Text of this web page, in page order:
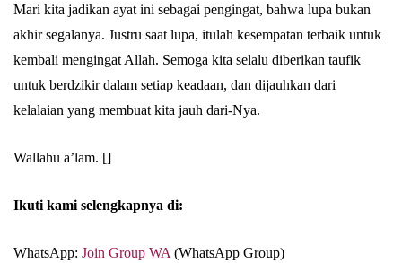
Mari kita jadikan ayat ini sebagai pengingat, bahwa lupa bukan
akhir segalanya. Justru saat lupa, itulah kesempatan terbaik untuk
kembali mengingat Allah. Semoga kita selalu diberikan taufik
untuk berdzikir dalam setiap keadaan, dan dijauhkan dari
kelalaian yang membuat kita jauh dari-Nya.
Wallahu a’lam. []
Ikuti kami selengkapnya di:
WhatsApp: Join Group WA (WhatsApp Group)